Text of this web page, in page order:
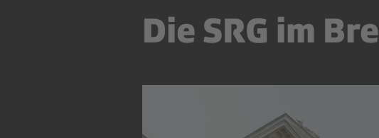
Die SRG im